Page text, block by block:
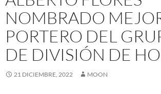
NOMBRADO
PORTERO DEL
DE DIVISIÓN DE
21 DICIEMBRE, 2022 MOON